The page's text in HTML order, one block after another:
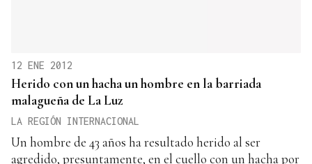
12 ENE 2012
Herido con un hacha un hombre en la barriada
malagueña de La Luz
LA REGIÓN INTERNACIONAL
Un hombre de 43 años ha resultado herido al ser
agredido, presuntamente, en el cuello con un hacha por